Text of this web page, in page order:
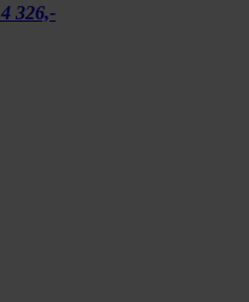
4 326,-